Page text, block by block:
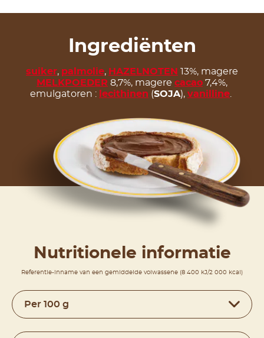
Ingrediënten
suiker, palmolie, HAZELNOTEN 13%, magere
MELKPOEDER 8,7%, magere cacao 7,4%,
emulgatoren : lecithinen (SOJA), vanilline
Nutritionele informatie
Referentie-inname van een gemiddelde volwassene (8 400 kJ/2 000 kcal)
Per 100 g